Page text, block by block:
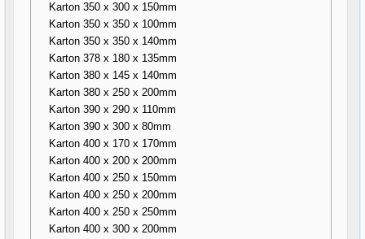
Karton 350 x 300 x 150mm
Karton 350 x 350 x 100mm
Karton 350 x 350 x 140mm
Karton 378 x 180 x 135mm
Karton 380 x 145 x 140mm
Karton 380 x 250 x 200mm
Karton 390 x 290 x 110mm
Karton 390 x 300 x 80mm
Karton 400 x 170 x 170mm
Karton 400 x 200 x 200mm
Karton 400 x 250 x 150mm
Karton 400 x 250 x 200mm
Karton 400 x 250 x 250mm
Karton 400 x 300 x 200mm